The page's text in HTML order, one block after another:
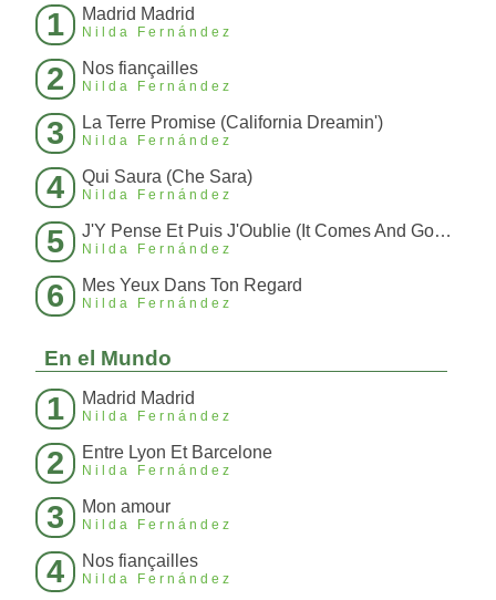
1 Madrid Madrid
Nilda Fernández
2 Nos fiançailles
Nilda Fernández
3 La Terre Promise (California Dreamin')
Nilda Fernández
4 Qui Saura (Che Sara)
Nilda Fernández
5 J'Y Pense Et Puis J'Oublie (It Comes And Goes)
Nilda Fernández
6 Mes Yeux Dans Ton Regard
Nilda Fernández
En el Mundo
1 Madrid Madrid
Nilda Fernández
2 Entre Lyon Et Barcelone
Nilda Fernández
3 Mon amour
Nilda Fernández
4 Nos fiançailles
Nilda Fernández